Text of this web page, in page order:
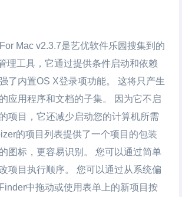
Mac v2.3.7是艺优软件乐园搜集到的
理工具，它通过提供条件启动和依赖
了内置OS X登录项功能。 这将只产生
应用程序和文档的子集。 因为它不启
项目，它还减少启动您的计算机所需
的项目列表提供了一个项目的包装
图标，更容易识别。 您可以通过简单
项目执行顺序。 您可以通过从系统偏
中拖动或使用表单上的新项目按